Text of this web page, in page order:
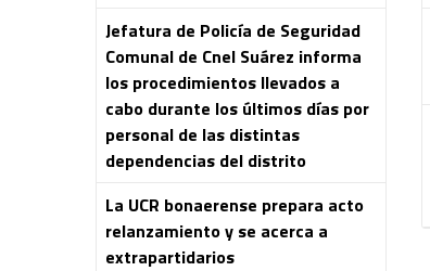
Jefatura de Policía de Seguridad
Comunal de Cnel Suárez informa
los procedimientos llevados a
cabo durante los últimos días por
personal de las distintas
dependencias del distrito
La UCR bonaerense prepara acto
relanzamiento y se acerca a
extrapartidarios